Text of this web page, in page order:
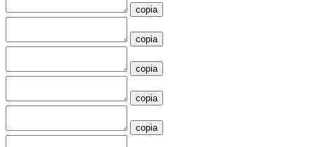
copia
copia
copia
copia
copia